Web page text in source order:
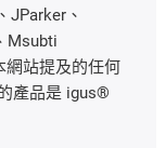
JParker、
Msubti
網站提及的任何
產品是 igus®